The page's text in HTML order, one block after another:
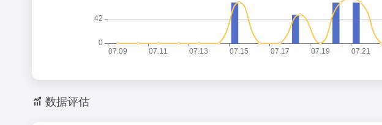
数据评估